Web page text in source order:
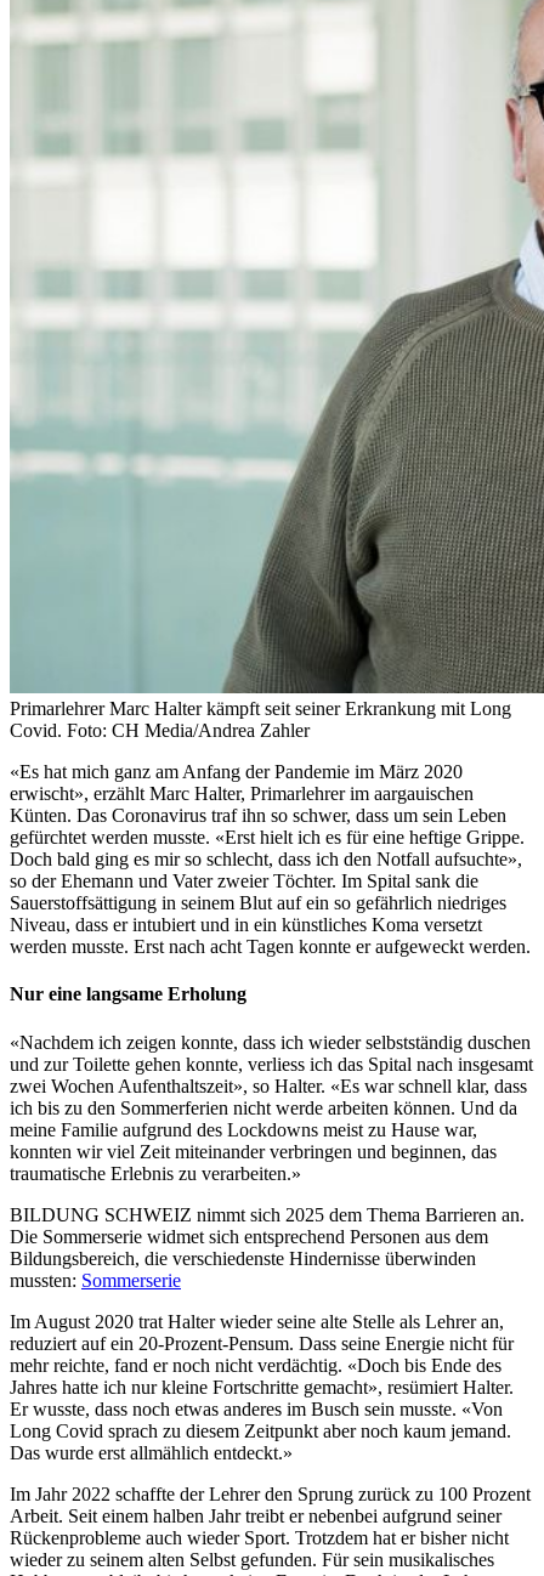
Primarlehrer Marc Halter kämpft seit seiner Erkrankung mit Long
Covid. Foto: CH Media/Andrea Zahler
«Es hat mich ganz am Anfang der Pandemie im März 2020
erwischt», erzählt Marc Halter, Primarlehrer im aargauischen
Künten. Das Coronavirus traf ihn so schwer, dass um sein Leben
gefürchtet werden musste. «Erst hielt ich es für eine heftige Grippe.
Doch bald ging es mir so schlecht, dass ich den Notfall aufsuchte»,
so der Ehemann und Vater zweier Töchter. Im Spital sank die
Sauerstoffsättigung in seinem Blut auf ein so gefährlich niedriges
Niveau, dass er intubiert und in ein künstliches Koma versetzt
werden musste. Erst nach acht Tagen konnte er aufgeweckt werden.
Nur eine langsame Erholung
«Nachdem ich zeigen konnte, dass ich wieder selbstständig duschen
und zur Toilette gehen konnte, verliess ich das Spital nach insgesamt
zwei Wochen Aufenthaltszeit», so Halter. «Es war schnell klar, dass
ich bis zu den Sommerferien nicht werde arbeiten können. Und da
meine Familie aufgrund des Lockdowns meist zu Hause war,
konnten wir viel Zeit miteinander verbringen und beginnen, das
traumatische Erlebnis zu verarbeiten.»
BILDUNG SCHWEIZ nimmt sich 2025 dem Thema Barrieren an.
Die Sommerserie widmet sich entsprechend Personen aus dem
Bildungsbereich, die verschiedenste Hindernisse überwinden
mussten: Sommerserie
Im August 2020 trat Halter wieder seine alte Stelle als Lehrer an,
reduziert auf ein 20-Prozent-Pensum. Dass seine Energie nicht für
mehr reichte, fand er noch nicht verdächtig. «Doch bis Ende des
Jahres hatte ich nur kleine Fortschritte gemacht», resümiert Halter.
Er wusste, dass noch etwas anderes im Busch sein musste. «Von
Long Covid sprach zu diesem Zeitpunkt aber noch kaum jemand.
Das wurde erst allmählich entdeckt.»
Im Jahr 2022 schaffte der Lehrer den Sprung zurück zu 100 Prozent
Arbeit. Seit einem halben Jahr treibt er nebenbei aufgrund seiner
Rückenprobleme auch wieder Sport. Trotzdem hat er bisher nicht
wieder zu seinem alten Selbst gefunden. Für sein musikalisches